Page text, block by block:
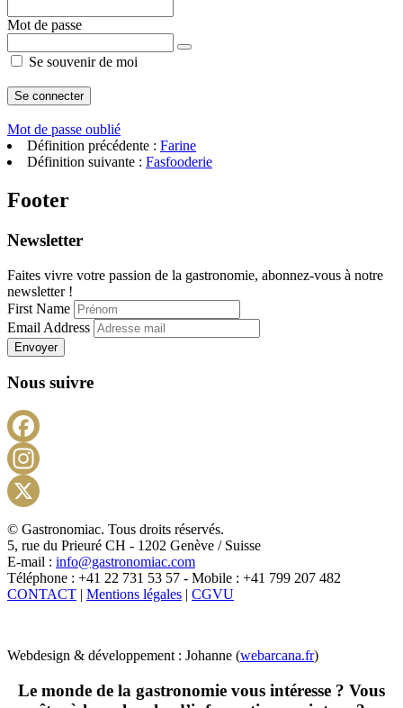
Mot de passe
Se souvenir de moi
Mot de passe oublié
Définition précédente : Farine
Définition suivante : Fasfooderie
Footer
Newsletter
Faites vivre votre passion de la gastronomie, abonnez-vous à notre
newsletter !
First Name
Email Address
Envoyer
Nous suivre
X
© Gastronomiac. Tous droits réservés.
5, rue du Prieuré CH - 1202 Genève / Suisse
E-mail : info@gastronomiac.com
Téléphone : +41 22 731 53 57 - Mobile : +41 799 207 482
CONTACT | Mentions légales | CGVU
Webdesign & développement : Johanne (webarcana.fr)
Le monde de la gastronomie vous intéresse ? Vous